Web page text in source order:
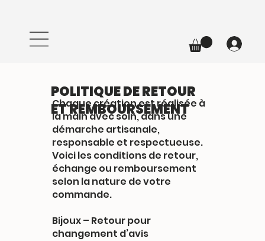
POLITIQUE DE RETOUR
ET REMBOURSEMENT
Chaque création est réalisée à
la main avec soin, dans une
démarche artisanale,
responsable et respectueuse.
Voici les conditions de retour,
échange ou remboursement
selon la nature de votre
commande.
Bijoux – Retour pour
changement d’avis